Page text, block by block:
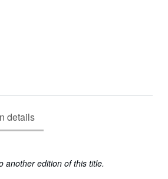
details
another edition of this title.